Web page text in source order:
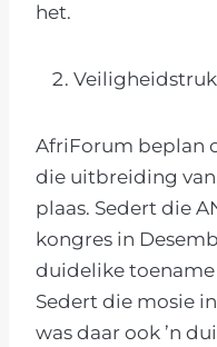
het.
AfriForum beplan
die uitbreiding
plaas. Sedert die
kongres in
duidelike toename
Sedert die mosie
was daar ook ’n